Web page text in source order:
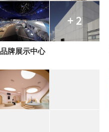
+ 2
品牌展示中心